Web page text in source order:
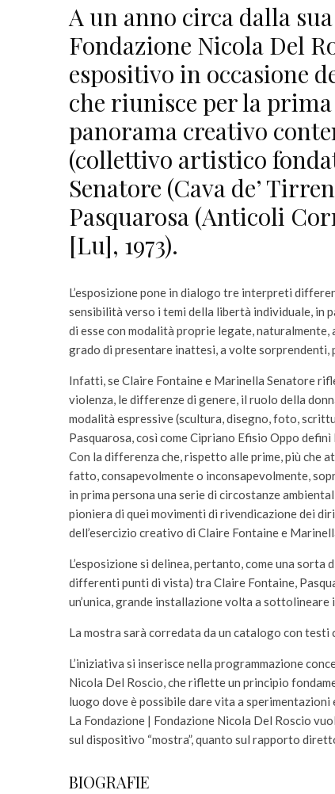
A un anno circa dalla
Fondazione Nicola Del
espositivo in occasione
che riunisce per la
panorama creativo
(collettivo artistico
Senatore (Cava de’
Pasquarosa (Anticoli
[Lu], 1973).
L’esposizione pone in dialogo tre interpreti
sensibilità verso i temi della libertà individuale, in
di esse con modalità proprie legate,
grado di presentare inattesi, a volte sorprendenti,
Infatti, se Claire Fontaine e Marinella Senatore
violenza, le differenze di genere, il ruolo della
modalità espressive (scultura, disegno, foto,
Pasquarosa, così come Cipriano Efisio Oppo
Con la differenza che, rispetto alle prime, più che
fatto, consapevolmente o inconsapevolmente,
in prima persona una serie di circostanze
pioniera di quei movimenti di rivendicazione dei
dell’esercizio creativo di Claire Fontaine e
L’esposizione si delinea, pertanto, come una
differenti punti di vista) tra Claire Fontaine,
un’unica, grande installazione volta a
La mostra sarà corredata da un catalogo con
L’iniziativa si inserisce nella programmazione
Nicola Del Roscio, che riflette un principio
luogo dove è possibile dare vita a sperimentazioni
La Fondazione | Fondazione Nicola Del Roscio
sul dispositivo “mostra”, quanto sul rapporto
BIOGRAFIE